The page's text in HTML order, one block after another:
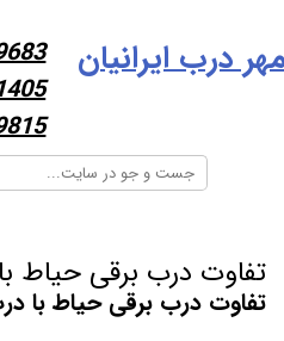
درب ایرانیان
تفاوت درب برقی حیاط
تفاوت درب برقی حیاط با